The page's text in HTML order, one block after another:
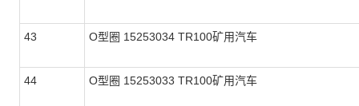
43 O型圈 15253034 TR100矿用汽车
44 O型圈 15253033 TR100矿用汽车